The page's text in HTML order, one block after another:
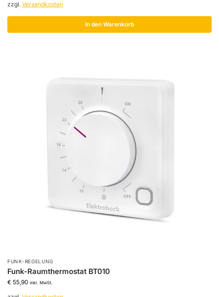
zzgl. Versandkosten
In den Warenkorb
FUNK-REGELUNG
Funk-Raumthermostat BT010
€ 55,90 inkl. MwSt.